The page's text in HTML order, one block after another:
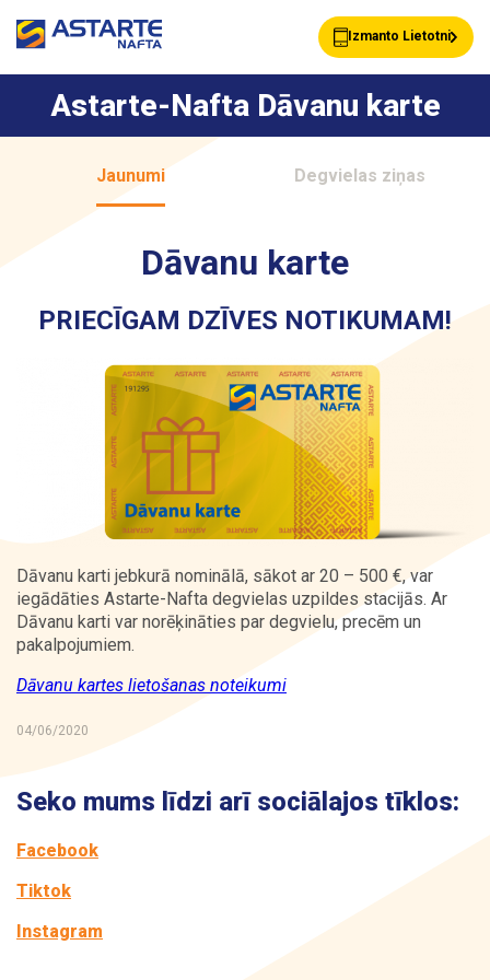
Izmanto Lietotni
Akcijas Jaunumi
Vairumtirdzniecība Par ASTARTE
Kontakti
Astarte-Nafta Dāvanu karte
Jaunumi Degvielas ziņas
Dāvanu karte
PRIECĪGAM DZĪVES NOTIKUMAM!
Dāvanu karti jebkurā nominālā, sākot ar 20 – 500 €, var
iegādāties Astarte-Nafta degvielas uzpildes stacijās. Ar
Dāvanu karti var norēķināties par degvielu, precēm un
pakalpojumiem.
Dāvanu kartes lietošanas noteikumi
04/06/2020
Seko mums līdzi arī sociālajos tīklos:
Facebook
Tiktok
Instagram